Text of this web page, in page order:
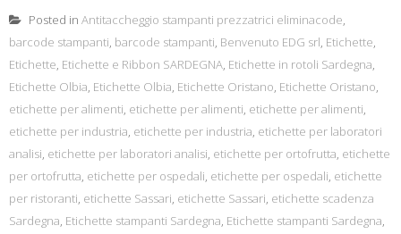
Posted in Antitaccheggio stampanti prezzatrici eliminacode,
barcode stampanti, barcode stampanti, Benvenuto EDG srl, Etichette,
Etichette, Etichette e Ribbon SARDEGNA, Etichette in rotoli Sardegna,
Etichette Olbia, Etichette Olbia, Etichette Oristano, Etichette Oristano,
etichette per alimenti, etichette per alimenti, etichette per alimenti,
etichette per industria, etichette per industria, etichette per laboratori
analisi, etichette per laboratori analisi, etichette per ortofrutta, etichette
per ortofrutta, etichette per ospedali, etichette per ospedali, etichette
per ristoranti, etichette Sassari, etichette Sassari, etichette scadenza
Sardegna, Etichette stampanti Sardegna, Etichette stampanti Sardegna,